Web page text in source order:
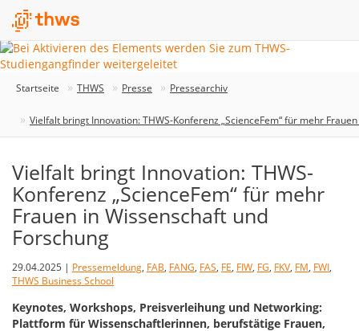
Startseite THWS Presse Pressearchiv
Vielfalt bringt Innovation: THWS-Konferenz „ScienceFem“ für mehr
Vielfalt bringt Innovation: THWS-
Konferenz „ScienceFem“ für mehr
Frauen in Wissenschaft und
Forschung
29.04.2025 | Pressemeldung, FAB, FANG, FAS, FE, FIW, FG, FKV, FM, FWI,
THWS Business School
Keynotes, Workshops, Preisverleihung und Networking:
Plattform für Wissenschaftlerinnen, berufstätige Frauen,